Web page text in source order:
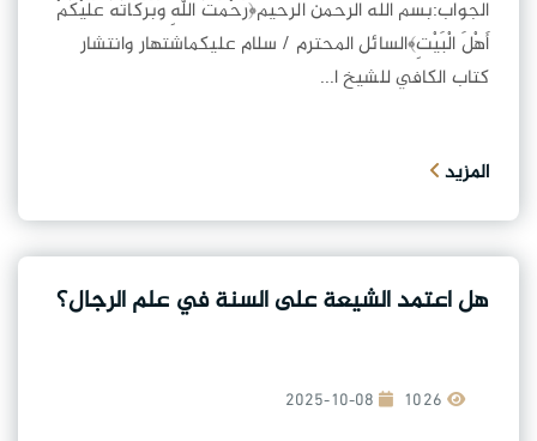
الجواب:بسم الله الرحمن الرحيم﴿رَحْمَتُ اللَّهِ وَبَرَكَاتُهُ عَلَيْكُمْ
أَهْلَ الْبَيْتِ﴾السائل المحترم / سلام عليكماشتهار وانتشار
كتاب الكافي للشيخ ا...
المزيد
هل اعتمد الشيعة على السنة في علم الرجال؟
2025-10-08